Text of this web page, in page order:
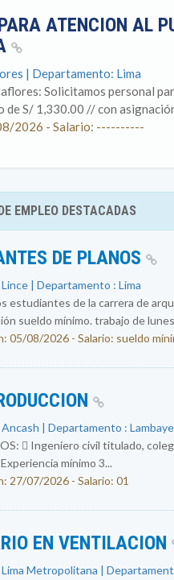
ATENCION AL
| Departamento: Lima
Solicitamos personal
de S/ 1,330.00 // con
2026 - Salario: ----------
EMPLEO DESTACADAS
DE PLANOS
| Departamento : Lima
estudiantes de la carrera de
sueldo mínimo. trabajo de
05/08/2026 - Salario: sueldo
| Departamento :
 Ingeniero civil titulado,
mínimo 3...
27/07/2026 - Salario: 01
EN VENTILACION
Metropolitana |